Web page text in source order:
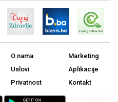
O nama
Uslovi
Privatnost
Marketing
Aplikacije
Kontakt